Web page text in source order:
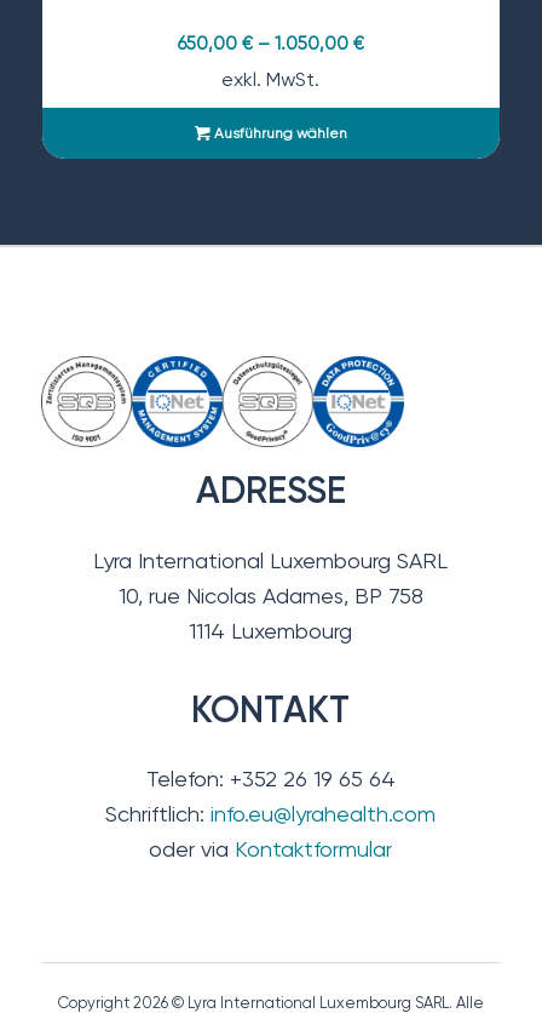
650,00 €– 1.050,00 €
exkl. MwSt.
Ausführung wählen
ADRESSE
Lyra International Luxembourg SARL
10, rue Nicolas Adames, BP 758
1114 Luxembourg
KONTAKT
Telefon: +352 26 19 65 64
Schriftlich:info.eu@lyrahealth.com
oder via Kontaktformular
Copyright 2026 © Lyra International Luxembourg SARL. Alle